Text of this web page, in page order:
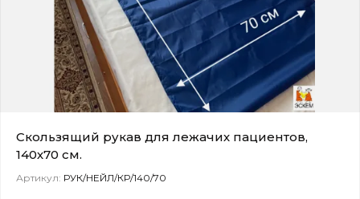
Скользящий рукав для лежачих пациентов,
140х70 см.
Артикул: РУК/НЕЙЛ/КР/140/70